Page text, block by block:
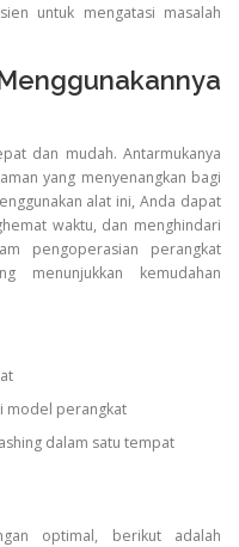
untuk mengatasi masalah
dan mudah. Antarmukanya
yang menyenangkan bagi
alat ini, Anda dapat
waktu, dan menghindari
pengoperasian perangkat
menunjukkan kemudahan
model perangkat
dalam satu tempat
optimal, berikut adalah